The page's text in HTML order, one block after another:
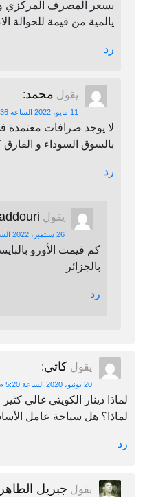
بسعر المصرف المركزي
يالمية من قيمة للحوالة
رد
يقول محمد:
11 مايو، 2022 الساعة 5:36 م
لا يوجد صرافات معتمدة
بالسوق السوداء و الفارق
رد
يقول
26 سبتمبر، 2022 الساعة 10:48 ص
كم قيمت الأورو
بالجزائر
رد
يقول كاتي:
20 يونيو، 2020 الساعة 5:20 م
لماذا دينار الكويتي غالي
لماذا؟ هل سياحة عامل
رد
يقول جبريل